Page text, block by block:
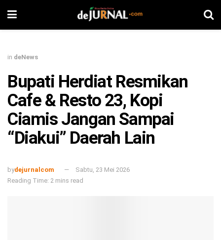
in deNews
Bupati Herdiat Resmikan
Cafe & Resto 23, Kopi
Ciamis Jangan Sampai
“Diakui” Daerah Lain
bydejurnalcom
Sabtu, 23 Mei 2026
Reading Time: 2 mins read